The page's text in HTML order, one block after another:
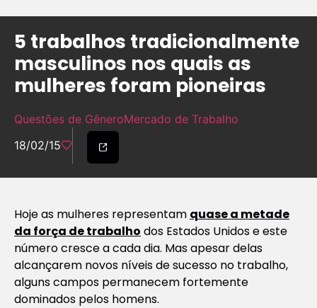
5 trabalhos tradicionalmente
masculinos nos quais as
mulheres foram pioneiras
Questões de GêneroMercado de Trabalho
18/02/15
Hoje as mulheres representam quase a metade
da força de trabalho dos Estados Unidos e este
número cresce a cada dia. Mas apesar delas
alcançarem novos níveis de sucesso no trabalho,
alguns campos permanecem fortemente
dominados pelos homens.